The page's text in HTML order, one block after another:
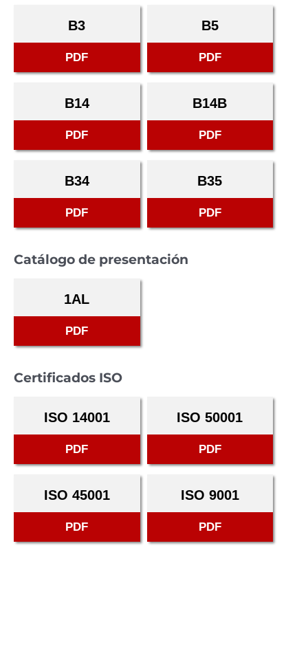
B3
PDF
B5
PDF
B14
PDF
B14B
PDF
B34
PDF
B35
PDF
Catálogo de presentación
1AL
PDF
Certificados ISO
ISO 14001
PDF
ISO 50001
PDF
ISO 45001
PDF
ISO 9001
PDF